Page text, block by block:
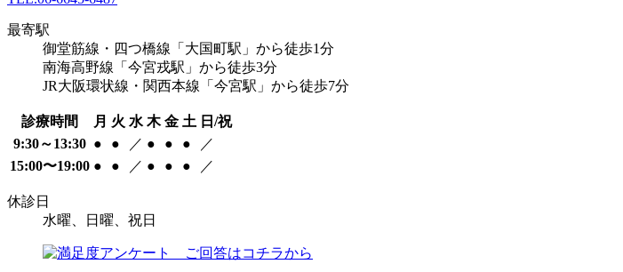
最寄駅
御堂筋線・四つ橋線「大国町駅」から徒歩1分
南海高野線「今宮戎駅」から徒歩3分
JR大阪環状線・関西本線「今宮駅」から徒歩7分
診療時間 月 火 水 木 金 土 日/祝
9:30～13:30 ● ● ／ ● ● ●
／
15:00〜19:00 ● ● ／ ● ● ● ／
休診日
水曜、日曜、祝日